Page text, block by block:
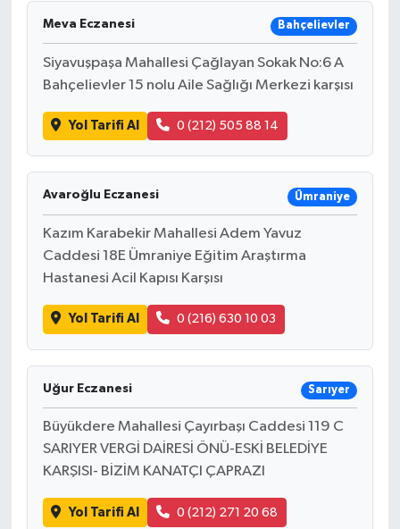
Meva Eczanesi Bahçelievler
Siyavuşpaşa Mahallesi Çağlayan Sokak No:6 A
Bahçelievler 15 nolu Aile Sağlığı Merkezi karşısı
Yol Tarifi Al 0 (212) 505 88 14
Avaroğlu Eczanesi Ümraniye
Kazım Karabekir Mahallesi Adem Yavuz
Caddesi 18E Ümraniye Eğitim Araştırma
Hastanesi Acil Kapısı Karşısı
Yol Tarifi Al 0 (216) 630 10 03
Uğur Eczanesi Sarıyer
Büyükdere Mahallesi Çayırbaşı Caddesi 119 C
SARIYER VERGİ DAİRESİ ÖNÜ-ESKİ BELEDİYE
KARŞISI- BİZİM KANATÇI ÇAPRAZI
Yol Tarifi Al 0 (212) 271 20 68